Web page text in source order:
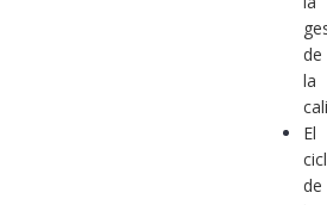
de
la
El
de